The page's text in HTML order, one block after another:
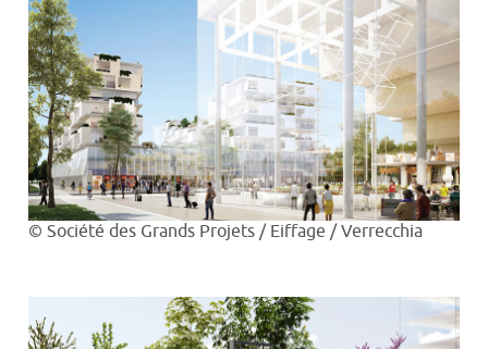
© Société des Grands Projets / Eiffage / Verrecchia